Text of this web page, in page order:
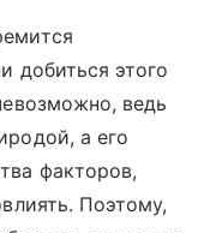
добиться этого
ведь
а его
факторов,
Поэтому,